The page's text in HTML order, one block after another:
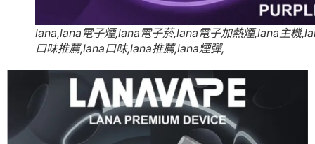
lana,lana電子煙,lana電子菸,lana電子加熱煙,lana主機
口味推薦,lana口味,lana推薦,lana煙彈,